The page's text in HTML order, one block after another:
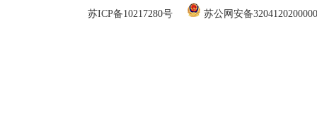
苏ICP备10217280号
苏公网安备